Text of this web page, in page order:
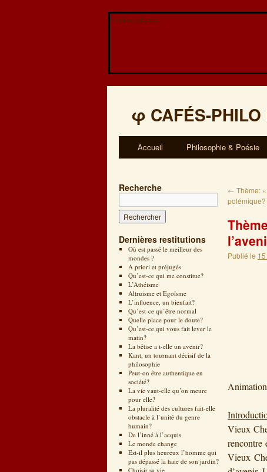
Veuillez patienter...
φ CAFÉS-
Accueil Philosophie & Poésie
Recherche
Dernières restitutions
Où est passé le meilleur des
mondes ?
A priori et préjugés
Qu’est-ce qui me constitue?
L’Athéisme
Altruisme et Egoïsme
L’influence, un bienfait?
Qu’est-ce qu’être normal
Quelle place pour le doute?
Qu’est-ce qui vous fait lever le
matin?
La bêtise a t-elle un avenir?
Kant, un tournant décisif de la
philosophie
Peut-on être authentique en
société?
La vie vaut-elle qu’on meure
pour elle?
La pluralité des cultures fait-elle
obstacle à l’unité du genre
humain?
De l’inné à l’acquis
Le monde change
Est-il plus heureux l’homme qui
pas dépassé la haie de son jardin?
Choisir sa vie
← Thème:
polémique?
Publié le
Vieux
rencontre
Vieux